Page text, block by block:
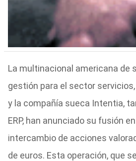
La multinacional americana de
gestión para el sector
y la compañía sueca Intentia,
ERP, han anunciado su fusión
intercambio de acciones
de euros. Esta operación, que